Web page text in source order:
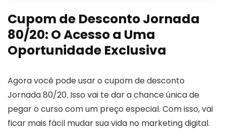
Cupom de Desconto Jornada
80/20: O Acesso a Uma
Oportunidade Exclusiva
Agora você pode usar o cupom de desconto
Jornada 80/20. Isso vai te dar a chance única de
pegar o curso com um preço especial. Com isso, vai
ficar mais fácil mudar sua vida no marketing digital.